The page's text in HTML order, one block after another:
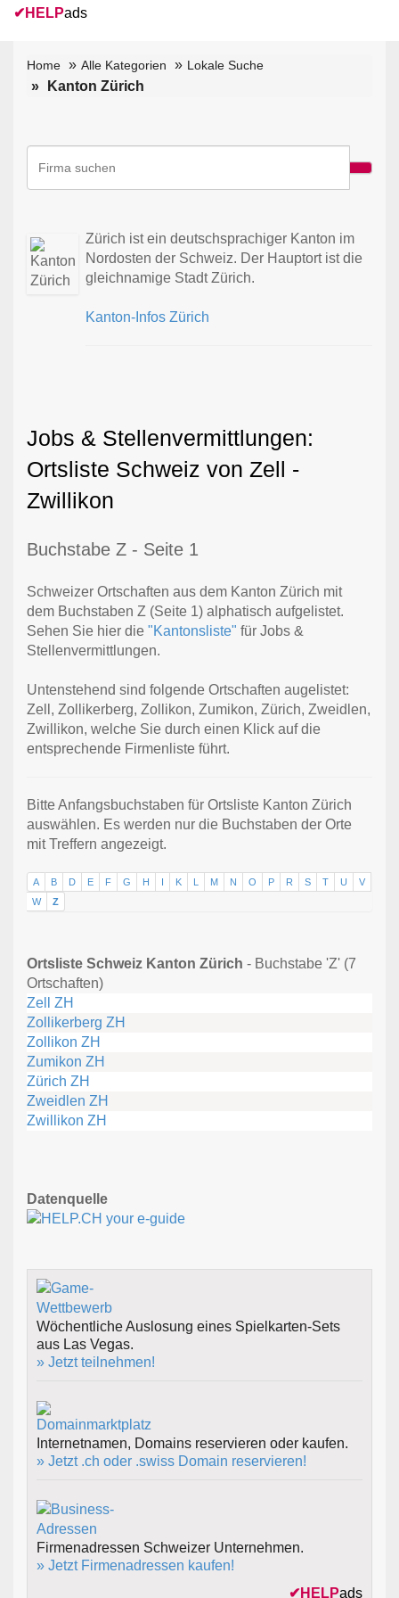
✔ HELPads
Home Alle Kategorien Lokale Suche
Kanton Zürich
Zürich ist ein deutschsprachiger Kanton im
Nordosten der Schweiz. Der Hauptort ist die
gleichnamige Stadt Zürich.
Kanton-Infos Zürich
Jobs & Stellenvermittlungen:
Ortsliste Schweiz von Zell -
Zwillikon
Buchstabe Z - Seite 1
Schweizer Ortschaften aus dem Kanton Zürich mit
dem Buchstaben Z (Seite 1) alphatisch aufgelistet.
Sehen Sie hier die "Kantonsliste" für Jobs &
Stellenvermittlungen.
Untenstehend sind folgende Ortschaften augelistet:
Zell, Zollikerberg, Zollikon, Zumikon, Zürich, Zweidlen,
Zwillikon, welche Sie durch einen Klick auf die
entsprechende Firmenliste führt.
Bitte Anfangsbuchstaben für Ortsliste Kanton Zürich
auswählen. Es werden nur die Buchstaben der Orte
mit Treffern angezeigt.
A B D E F G H I K L M N O P R S T U
V
W
Z
Ortsliste Schweiz Kanton Zürich - Buchstabe 'Z' (7
Ortschaften)
Zell ZH
Zollikerberg ZH
Zollikon ZH
Zumikon ZH
Zürich ZH
Zweidlen ZH
Zwillikon ZH
Datenquelle
Wöchentliche Auslosung eines Spielkarten-Sets
aus Las Vegas.
» Jetzt teilnehmen!
Internetnamen, Domains reservieren oder kaufen.
» Jetzt .ch oder .swiss Domain reservieren!
Firmenadressen Schweizer Unternehmen.
» Jetzt Firmenadressen kaufen!
✔ HELPads